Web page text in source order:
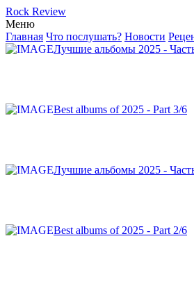
Rock Review
Меню
Главная Что послушать? Новости
Лучшие альбомы 2025 -
Best albums of 2025 - Part 3/6
Лучшие альбомы 2025 -
Best albums of 2025 - Part 2/6